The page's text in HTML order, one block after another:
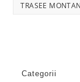
TRASEE
Categorii